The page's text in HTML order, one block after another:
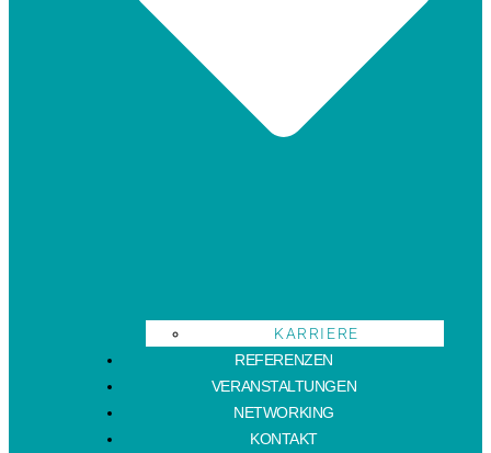
KARRIERE
REFERENZEN
VERANSTALTUNGEN
NETWORKING
KONTAKT